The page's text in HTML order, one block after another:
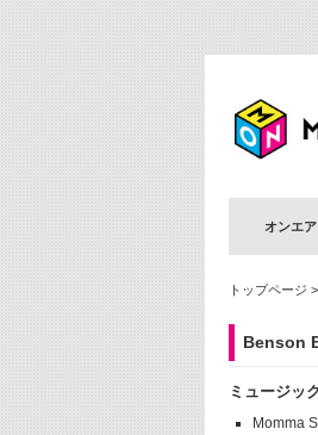
オンエ
トップページ >
Benson
ミュージッ
Momma